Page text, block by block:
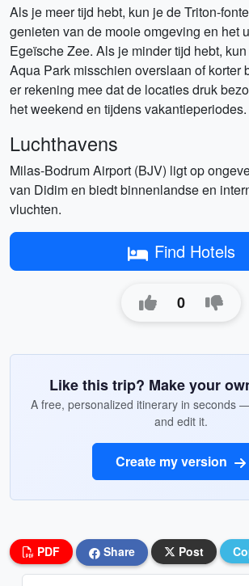
Als je meer tijd hebt, kun je de Triton-
genieten van de mooie omgeving en het
Egeïsche Zee. Als je minder tijd hebt,
Aqua Park misschien overslaan of korter
er rekening mee dat de locaties druk
het weekend en tijdens vakantieperiodes.
Luchthavens
Milas-Bodrum Airport (BJV) ligt op
van Didim en biedt binnenlandse en
vluchten.
Find Hotels
0
Like this trip? Make your
A free, personalized itinerary in seconds
and edit it.
Create my version
PDF Share Post